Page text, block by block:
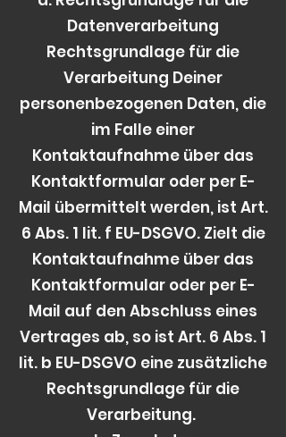
Datenverarbeitung
Rechtsgrundlage für die
Verarbeitung Deiner
personenbezogenen Daten, die
im Falle einer
Kontaktaufnahme über das
Kontaktformular oder per E-
Mail übermittelt werden, ist Art.
6 Abs. 1 lit. f EU-DSGVO. Zielt die
Kontaktaufnahme über das
Kontaktformular oder per E-
Mail auf den Abschluss eines
Vertrages ab, so ist Art. 6 Abs. 1
lit. b EU-DSGVO eine zusätzliche
Rechtsgrundlage für die
Verarbeitung.